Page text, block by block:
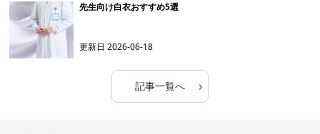
先生向け白衣おすすめ5選
更新日2026-06-18
記事一覧へ ›